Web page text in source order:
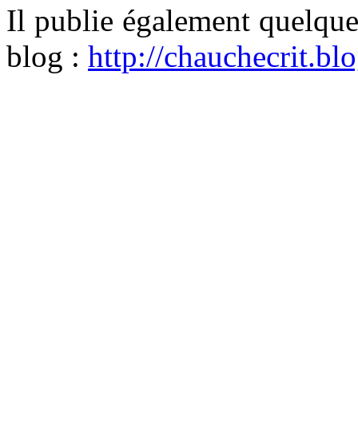
Il publie également
blog : http://